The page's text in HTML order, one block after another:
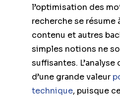
l’optimisation des
recherche se résume
contenu et autres
simples notions ne
suffisantes.
d’une grande valeur
technique, puisque